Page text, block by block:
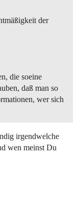
der
die soeine
daß man so
wer sich
irgendwelche
wen meinst Du